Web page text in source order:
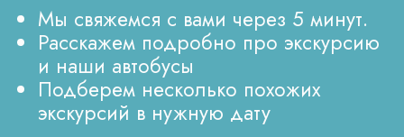
дана возможность не только разглядеть
экспонаты, но и провести руками, посмотреться в
зеркало истории на некоторое время. Школьная
экскурсия будет интересной и активной,
благодаря возможности примерить военные
формы разных эпох и сделать фотографии, чтобы
внести яркую ноту памяти в свои архивы. Одной
из привлекательных особенностей программы
является ее месторасположение в стариной
усадьбе Тургеневых-Боткиных. Это историческое